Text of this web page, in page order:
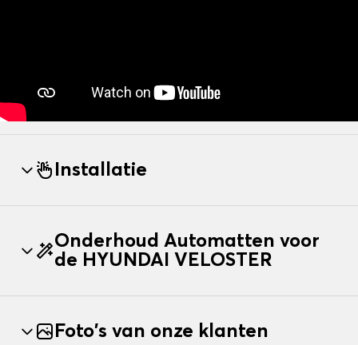
Installatie
Onderhoud Automatten voor
de HYUNDAI VELOSTER
Foto's van onze klanten